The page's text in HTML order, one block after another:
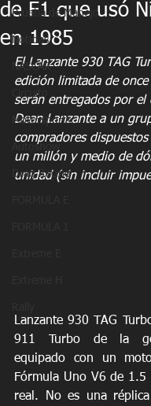
Prueba de Manejo
Noticias
NASCAR
Circuito
Motorsports
Autoshow
Drag Racing
de F1 que usó
en 1985
El Lanzante 930 TAG
edición limitada de
serán entregados por el
Dean Lanzante a un
compradores
un millón y medio de
unidad (sin incluir
Lanzante 930 TAG
911 Turbo de la
equipado con un
Fórmula Uno V6 de
real. No es una